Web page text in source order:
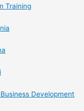
Training
Development